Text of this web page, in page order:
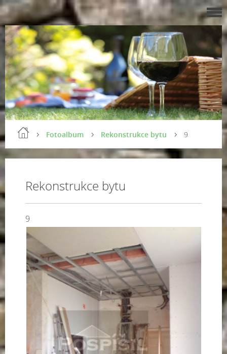
Fotoalbum Rekonstrukce bytu 9
Rekonstrukce bytu
9